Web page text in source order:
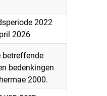
2022
2026
betreffende
bedenkingen
2000.